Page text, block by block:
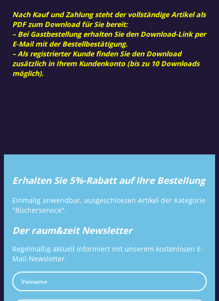
Nach Kauf und Zahlung steht der vollständige Artikel als
PDF zum Download für Sie bereit:
– Bei Gastbestellung erhalten Sie den Download-Link per
E-Mail mit der Bestellbestätigung.
– Als registrierter Kunde finden Sie den Download
zusätzlich in Ihrem Kundenkonto (bis zu 10 Downloads
möglich).
Erhalten Sie 5%-Rabatt auf Ihre Bestellung
Einmalig anwendbar, ausgeschlossen Artikel der Kategorie
"Bücherservice".
Der raum&zeit Newsletter
Regelmäßig aktuell informiert mit unserem kostenlosen E-
Mail-Newsletter.